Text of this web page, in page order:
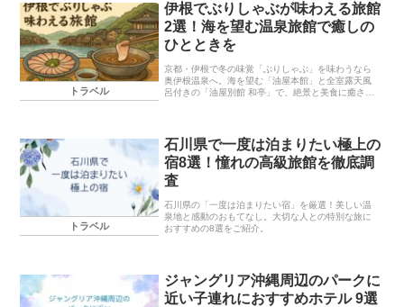
トラベル
伊根でぶりしゃぶが味わえる旅館
2選！海を望む温泉旅館で癒しの
ひとときを
京都・伊根で冬の味覚「ぶりしゃぶ」を味わうなら
奥伊根温泉へ。海を望む「油屋本館」と全室露天風
呂付きの「油屋別館 和亭」で、絶景と美食に癒され
トラベル
石川県で一度は泊まりたい極上の
宿8選！憧れの高級旅館を徹底調
査
石川県の「一度は泊まりたい宿」を厳選！美しい温
泉地と感動のおもてなし。大切な人との特別な旅に
おすすめの8選をご紹介。
ジャングリア沖縄周辺のパークに
近い子連れにおすすめホテル 9選